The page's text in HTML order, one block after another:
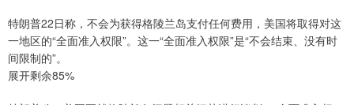
特朗普22日称，不会为获得格陵兰岛支付任何费用，美国将取得对这
一地区的“全面准入权限”。这一“全面准入权限”是“不会结束、没有时
间限制的”。
展开剩余85%